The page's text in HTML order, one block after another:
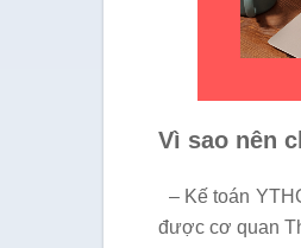
Vì sao nên
– Kế toán
được cơ quan